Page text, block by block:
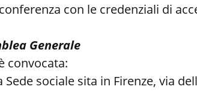
con le credenziali di
Generale
convocata:
sociale sita in Firenze, via